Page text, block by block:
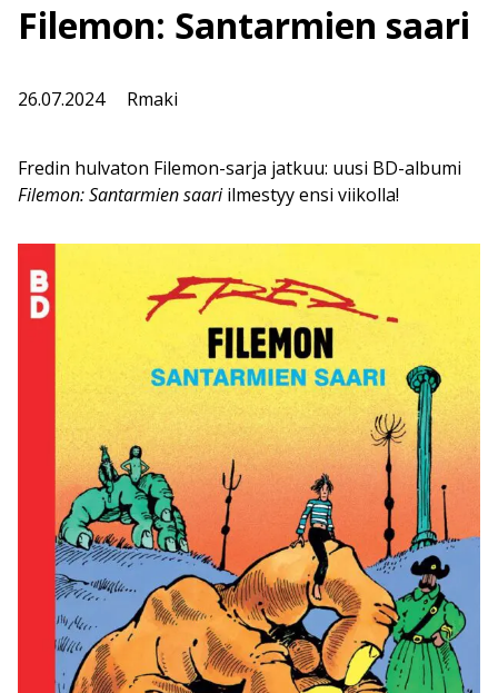
Filemon: Santarmien saari
26.07.2024 Rmaki
Fredin hulvaton Filemon-sarja jatkuu: uusi BD-albumi
Filemon: Santarmien saariilmestyy ensi viikolla!